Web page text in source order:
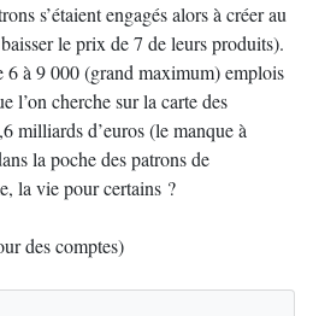
s’étaient engagés alors à créer au
le prix de 7 de leurs produits).
6 à 9 000 (grand maximum) emplois
l’on cherche sur la carte des
milliards d’euros (le manque à
la poche des patrons de
la vie pour certains ?
des comptes)